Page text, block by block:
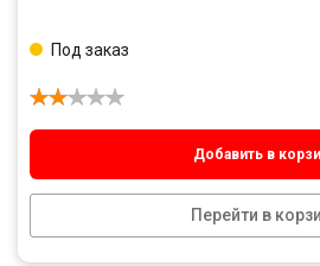
Добавить в
Перейти в
Под заказ